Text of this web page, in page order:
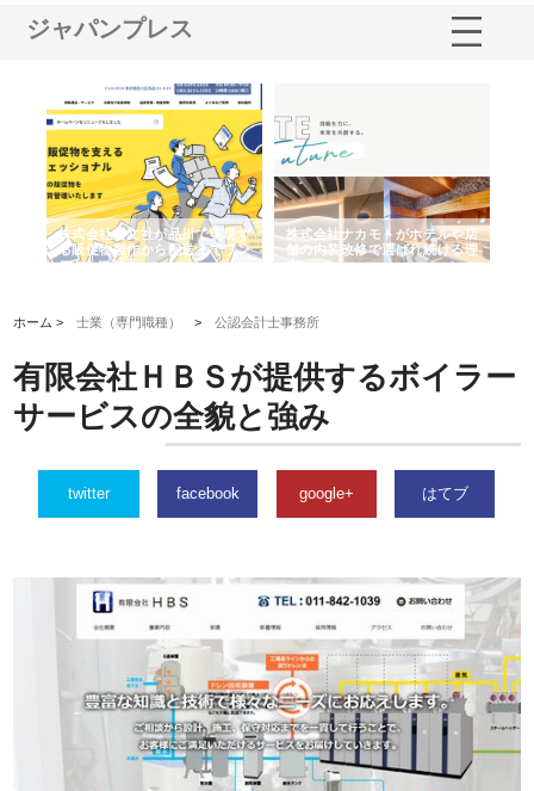
ジャパンプレス
株式会社耕文社が品川で実現す
る販促物製作から配送までワン
ストップ対応
株式会社ナカモトがホテルや店
舗の内装改修で選ばれ続ける理
由
ホーム >士業（専門職種） >公認会計士事務所
有限会社ＨＢＳが提供するボイラー
サービスの全貌と強み
twitter facebook google+ はてブ